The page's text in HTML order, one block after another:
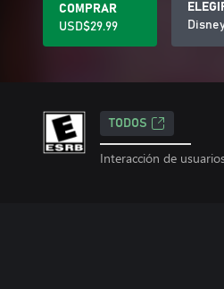
COMPRAR
USD$29.99
TODOS
Interacción de